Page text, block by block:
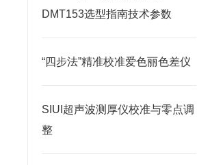
DMT153选型指南技术参数
“四步法”精准校准爱色丽色差仪
SIUI超声波测厚仪校准与零点调
整